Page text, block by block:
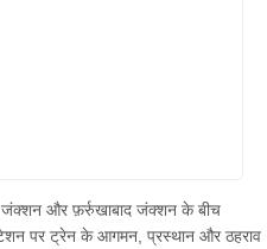
जंक्शन और फ़र्रुखाबाद जंक्शन के बीच
पर ट्रेन के आगमन, प्रस्थान और ठहराव